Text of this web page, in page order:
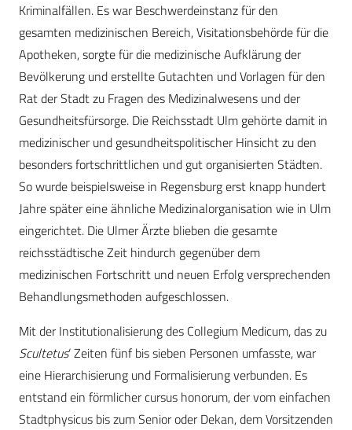
Kriminalfällen. Es war Beschwerdeinstanz für den
gesamten medizinischen Bereich, Visitationsbehörde für die
Apotheken, sorgte für die medizinische Aufklärung der
Bevölkerung und erstellte Gutachten und Vorlagen für den
Rat der Stadt zu Fragen des Medizinalwesens und der
Gesundheitsfürsorge. Die Reichsstadt Ulm gehörte damit in
medizinischer und gesundheitspolitischer Hinsicht zu den
besonders fortschrittlichen und gut organisierten Städten.
So wurde beispielsweise in Regensburg erst knapp hundert
Jahre später eine ähnliche Medizinalorganisation wie in Ulm
eingerichtet. Die Ulmer Ärzte blieben die gesamte
reichsstädtische Zeit hindurch gegenüber dem
medizinischen Fortschritt und neuen Erfolg versprechenden
Behandlungsmethoden aufgeschlossen.
Mit der Institutionalisierung des Collegium Medicum, das zu
Scultetus‘ Zeiten fünf bis sieben Personen umfasste, war
eine Hierarchisierung und Formalisierung verbunden. Es
entstand ein förmlicher cursus honorum, der vom einfachen
Stadtphysicus bis zum Senior oder Dekan, dem Vorsitzenden